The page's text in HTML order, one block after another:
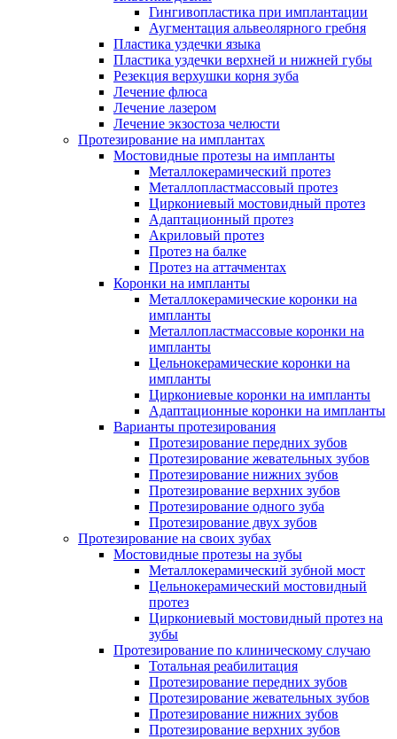
Гингивопластика при имплантации
Аугментация альвеолярного гребня
Пластика уздечки языка
Пластика уздечки верхней и нижней губы
Резекция верхушки корня зуба
Лечение флюса
Лечение лазером
Лечение экзостоза челюсти
Протезирование на имплантах
Мостовидные протезы на импланты
Металлокерамический протез
Металлопластмассовый протез
Циркониевый мостовидный протез
Адаптационный протез
Акриловый протез
Протез на балке
Протез на аттачментах
Коронки на импланты
Металлокерамические коронки на
импланты
Металлопластмассовые коронки на
импланты
Цельнокерамические коронки на
импланты
Циркониевые коронки на импланты
Адаптационные коронки на импланты
Варианты протезирования
Протезирование передних зубов
Протезирование жевательных зубов
Протезирование нижних зубов
Протезирование верхних зубов
Протезирование одного зуба
Протезирование двух зубов
Протезирование на своих зубах
Мостовидные протезы на зубы
Металлокерамический зубной мост
Цельнокерамический мостовидный
протез
Циркониевый мостовидный протез на
зубы
Протезирование по клиническому случаю
Тотальная реабилитация
Протезирование передних зубов
Протезирование жевательных зубов
Протезирование нижних зубов
Протезирование верхних зубов